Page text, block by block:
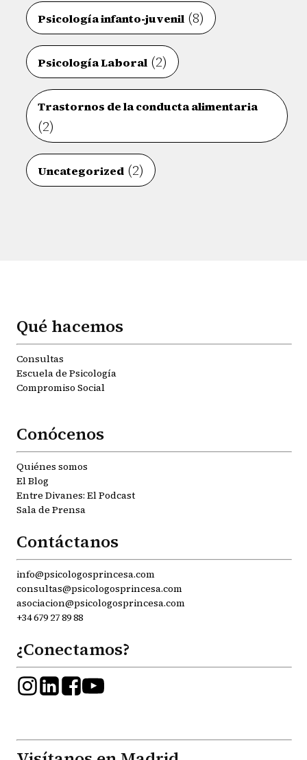
Psicología infanto-juvenil (8)
Psicología Laboral (2)
Trastornos de la conducta alimentaria
(2)
Uncategorized (2)
Qué hacemos
Consultas
Escuela de Psicología
Compromiso Social
Conócenos
Quiénes somos
El Blog
Entre Divanes: El Podcast
Sala de Prensa
Contáctanos
info@psicologosprincesa.com
consultas@psicologosprincesa.com
asociacion@psicologosprincesa.com
+34 679 27 89 88
¿Conectamos?